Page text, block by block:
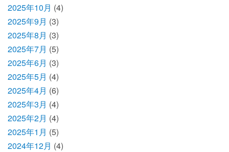
2025年10月 (4)
2025年9月 (3)
2025年8月 (3)
2025年7月 (5)
2025年6月 (3)
2025年5月 (4)
2025年4月 (6)
2025年3月 (4)
2025年2月 (4)
2025年1月 (5)
2024年12月 (4)